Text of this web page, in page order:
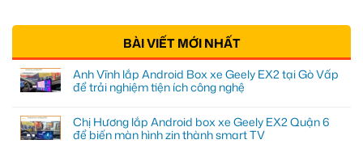
BÀI VIẾT MỚI NHẤT
Anh Vĩnh lắp Android Box xe Geely EX2 tại Gò Vấp
để trải nghiệm tiện ích công nghệ
Chị Hương lắp Android box xe Geely EX2 Quận 6
để biến màn hình zin thành smart TV